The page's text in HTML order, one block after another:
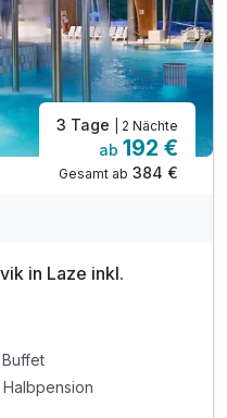
3 Tage | 2 Nächte
ab 192 €
Gesamt ab 384 €
in Laze inkl.